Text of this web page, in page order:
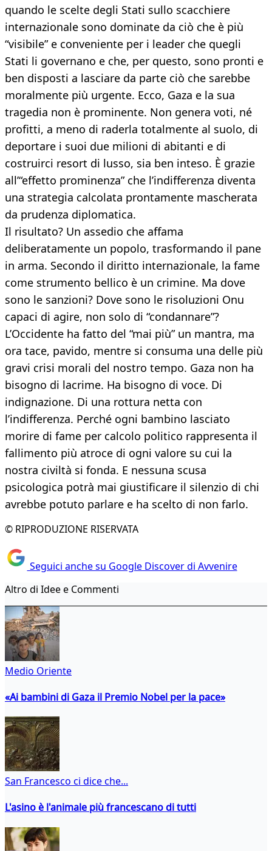
quando le scelte degli Stati sullo scacchiere
internazionale sono dominate da ciò che è più
“visibile” e conveniente per i leader che quegli
Stati li governano e che, per questo, sono pronti e
ben disposti a lasciare da parte ciò che sarebbe
moralmente più urgente. Ecco, Gaza e la sua
tragedia non è prominente. Non genera voti, né
profitti, a meno di raderla totalmente al suolo, di
deportare i suoi due milioni di abitanti e di
costruirci resort di lusso, sia ben inteso. È grazie
all’“effetto prominenza” che l’indifferenza diventa
una strategia calcolata prontamente mascherata
da prudenza diplomatica.
Il risultato? Un assedio che affama
deliberatamente un popolo, trasformando il pane
in arma. Secondo il diritto internazionale, la fame
come strumento bellico è un crimine. Ma dove
sono le sanzioni? Dove sono le risoluzioni Onu
capaci di agire, non solo di “condannare”?
L’Occidente ha fatto del “mai più” un mantra, ma
ora tace, pavido, mentre si consuma una delle più
gravi crisi morali del nostro tempo. Gaza non ha
bisogno di lacrime. Ha bisogno di voce. Di
indignazione. Di una rottura netta con
l’indifferenza. Perché ogni bambino lasciato
morire di fame per calcolo politico rappresenta il
fallimento più atroce di ogni valore su cui la
nostra civiltà si fonda. E nessuna scusa
psicologica potrà mai giustificare il silenzio di chi
avrebbe potuto parlare e ha scelto di non farlo.
© RIPRODUZIONE RISERVATA
Seguici anche su Google Discover di Avvenire
Altro di Idee e Commenti
Medio Oriente
«Ai bambini di Gaza il Premio Nobel per la pace»
San Francesco ci dice che...
L'asino è l'animale più francescano di tutti